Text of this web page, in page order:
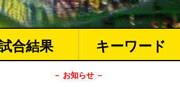
合結果 キーワード
－ お知らせ －